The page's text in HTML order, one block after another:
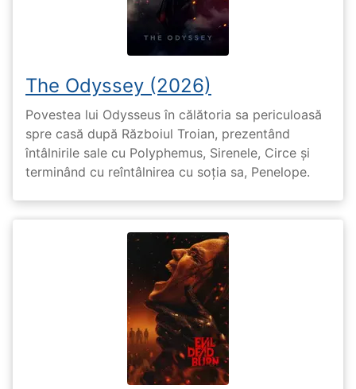
The Odyssey (2026)
Povestea lui Odysseus în călătoria sa periculoasă
spre casă după Războiul Troian, prezentând
întâlnirile sale cu Polyphemus, Sirenele, Circe și
terminând cu reîntâlnirea cu soția sa, Penelope.